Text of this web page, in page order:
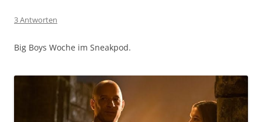
3 Antworten
Big Boys Woche im Sneakpod.